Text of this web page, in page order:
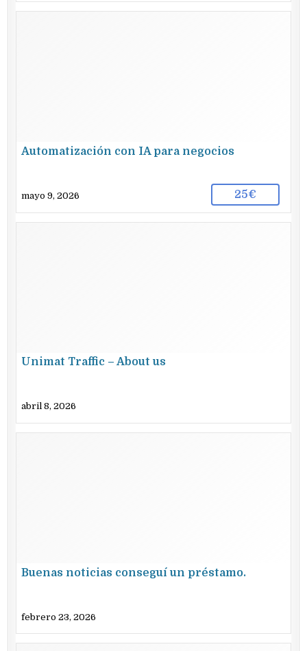
Automatización con IA para negocios
mayo 9, 2026 25€
Unimat Traffic – About us
abril 8, 2026
Buenas noticias conseguí un préstamo.
febrero 23, 2026